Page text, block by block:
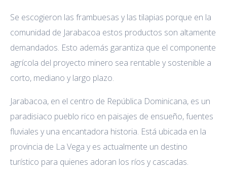
Se escogieron las frambuesas y las tilapias porque en la
comunidad de Jarabacoa estos productos son altamente
demandados. Esto además garantiza que el componente
agrícola del proyecto minero sea rentable y sostenible a
corto, mediano y largo plazo.
Jarabacoa, en el centro de República Dominicana, es un
paradisiaco pueblo rico en paisajes de ensueño, fuentes
fluviales y una encantadora historia. Está ubicada en la
provincia de La Vega y es actualmente un destino
turístico para quienes adoran los ríos y cascadas.